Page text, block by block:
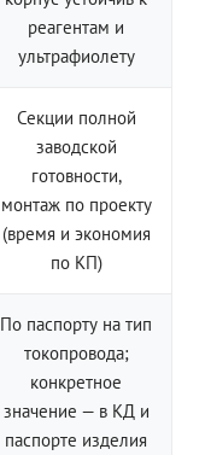
реагентам и
ультрафиолету
Секции полной
заводской
готовности,
монтаж по проекту
(время и экономия
по КП)
По паспорту на тип
токопровода;
конкретное
значение — в КД и
паспорте изделия